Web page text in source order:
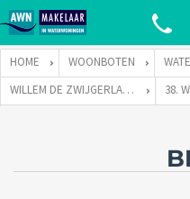
HOME WOONBOTEN
WILLEM DE ZWIJGERLAAN 262 TE 1055 RE AMSTERDAM